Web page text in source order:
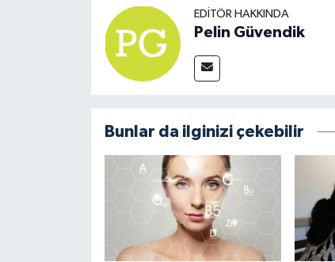
EDITÖR HAKKINDA
Pelin Güvendik
Bunlar da ilginizi çekebilir